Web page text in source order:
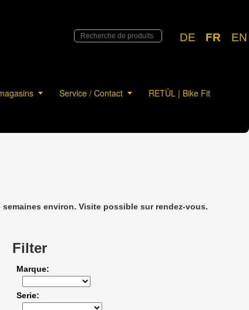
DE FR EN
Service / Contact RETÜL | Bike Fit
environ. Visite possible sur rendez-vous.
Filter
Marque
Serie